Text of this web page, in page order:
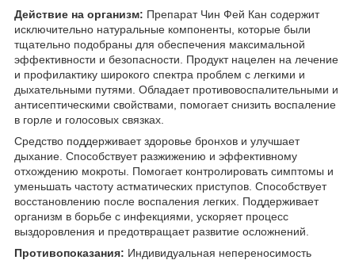
Действие на организм: Препарат Чин Фей Кан содержит
исключительно натуральные компоненты, которые были
тщательно подобраны для обеспечения максимальной
эффективности и безопасности. Продукт нацелен на лечение
и профилактику широкого спектра проблем с легкими и
дыхательными путями. Обладает противовоспалительными и
антисептическими свойствами, помогает снизить воспаление
в горле и голосовых связках.
Средство поддерживает здоровье бронхов и улучшает
дыхание. Способствует разжижению и эффективному
отхождению мокроты. Помогает контролировать симптомы и
уменьшать частоту астматических приступов. Способствует
восстановлению после воспаления легких. Поддерживает
организм в борьбе с инфекциями, ускоряет процесс
выздоровления и предотвращает развитие осложнений.
Противопоказания: Индивидуальная непереносимость